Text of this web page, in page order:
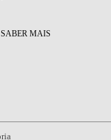
SABER MAIS